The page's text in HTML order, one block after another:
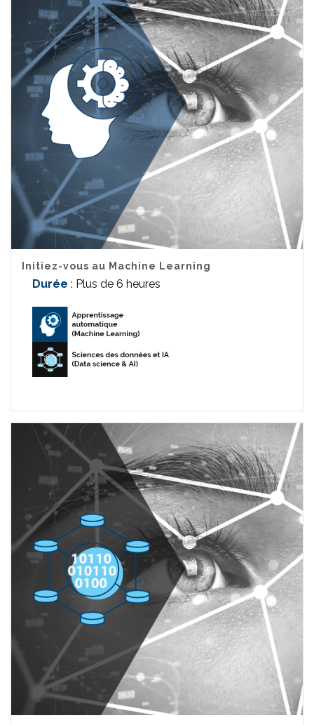
Initiez-vous au Machine Learning
Durée : Plus de 6 heures